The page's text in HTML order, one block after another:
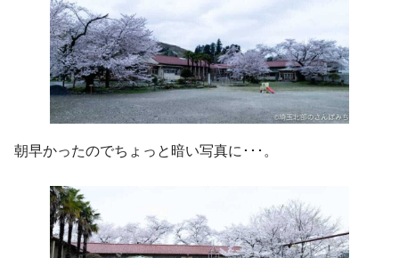
朝早かったのでちょっと暗い写真に･･･。